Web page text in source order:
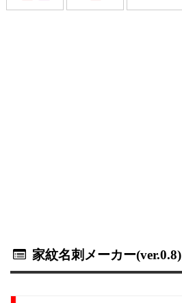
家紋名刺メーカー(ver.0.8)